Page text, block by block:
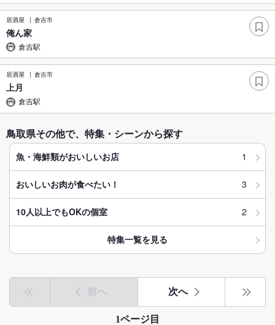
居酒屋 倉吉市
俺ん家
倉吉駅
居酒屋 倉吉市
上月
倉吉駅
鳥取県その他で、特集・シーンから探す
魚・海鮮類がおいしいお店 1
おいしいお肉が食べたい！ 3
10人以上でもOKの個室 2
特集一覧を見る
前へ 次へ
1ページ目